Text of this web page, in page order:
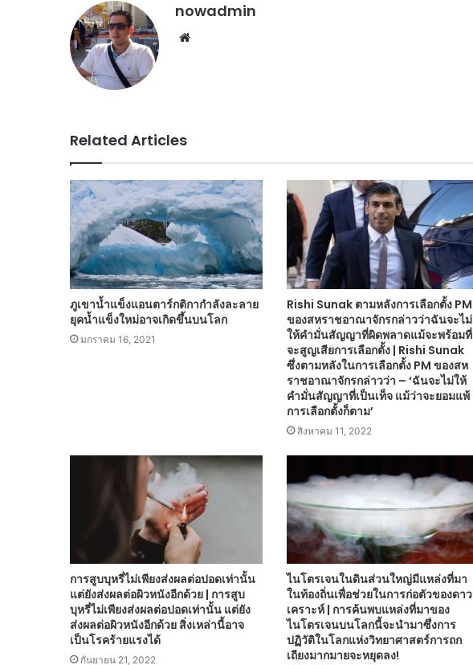
nowadmin
Website
Related Articles
ภูเขาน้ำแข็งแอนตาร์กติกากำลังละลาย
ยุคน้ำแข็งใหม่อาจเกิดขึ้นบนโลก
มกราคม 16, 2021
Rishi Sunak ตามหลังการเลือกตั้ง PM
ของสหราชอาณาจักรกล่าวว่าฉันจะไม่
ให้คำมั่นสัญญาที่ผิดพลาดแม้จะพร้อมที่
จะสูญเสียการเลือกตั้ง | Rishi Sunak
ซึ่งตามหลังในการเลือกตั้ง PM ของสห
ราชอาณาจักรกล่าวว่า – ‘ฉันจะไม่ให้
คำมั่นสัญญาที่เป็นเท็จ แม้ว่าจะยอมแพ้
การเลือกตั้งก็ตาม’
สิงหาคม 11, 2022
การสูบบุหรี่ไม่เพียงส่งผลต่อปอดเท่านั้น
แต่ยังส่งผลต่อผิวหนังอีกด้วย | การสูบ
บุหรี่ไม่เพียงส่งผลต่อปอดเท่านั้น แต่ยัง
ส่งผลต่อผิวหนังอีกด้วย สิ่งเหล่านี้อาจ
เป็นโรคร้ายแรงได้
กันยายน 21, 2022
ไนโตรเจนในดินส่วนใหญ่มีแหล่งที่มา
ในท้องถิ่นเพื่อช่วยในการก่อตัวของดาว
เคราะห์ | การค้นพบแหล่งที่มาของ
ไนโตรเจนบนโลกนี้จะนำมาซึ่งการ
ปฏิวัติในโลกแห่งวิทยาศาสตร์การถก
เถียงมากมายจะหยุดลง!